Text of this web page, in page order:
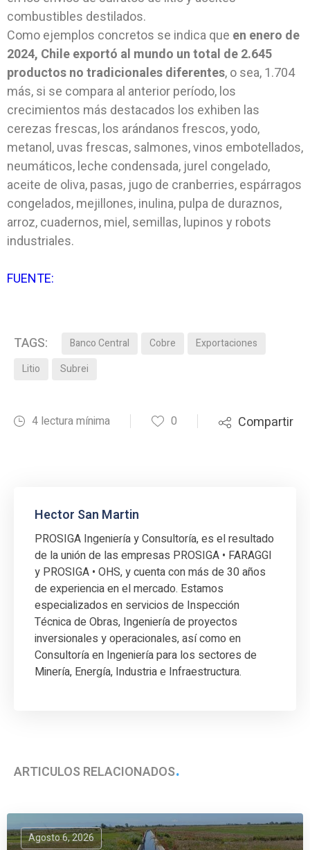
combustibles destilados.
Como ejemplos concretos se indica que en enero de
2024, Chile exportó al mundo un total de 2.645
productos no tradicionales diferentes, o sea, 1.704
más, si se compara al anterior período, los
crecimientos más destacados los exhiben las
cerezas frescas, los arándanos frescos, yodo,
metanol, uvas frescas, salmones, vinos embotellados,
neumáticos, leche condensada, jurel congelado,
aceite de oliva, pasas, jugo de cranberries, espárragos
congelados, mejillones, inulina, pulpa de duraznos,
arroz, cuadernos, miel, semillas, lupinos y robots
industriales.
FUENTE:
TAGS: Banco Central Cobre
Exportaciones
Litio
Subrei
4 lectura mínima 0 Compartir
Hector San Martin
PROSIGA Ingeniería y Consultoría, es el resultado
de la unión de las empresas PROSIGA • FARAGGI
y PROSIGA • OHS, y cuenta con más de 30 años
de experiencia en el mercado. Estamos
especializados en servicios de Inspección
Técnica de Obras, Ingeniería de proyectos
inversionales y operacionales, así como en
Consultoría en Ingeniería para los sectores de
Minería, Energía, Industria e Infraestructura.
ARTÍCULOS RELACIONADOS
Agosto 6, 2026